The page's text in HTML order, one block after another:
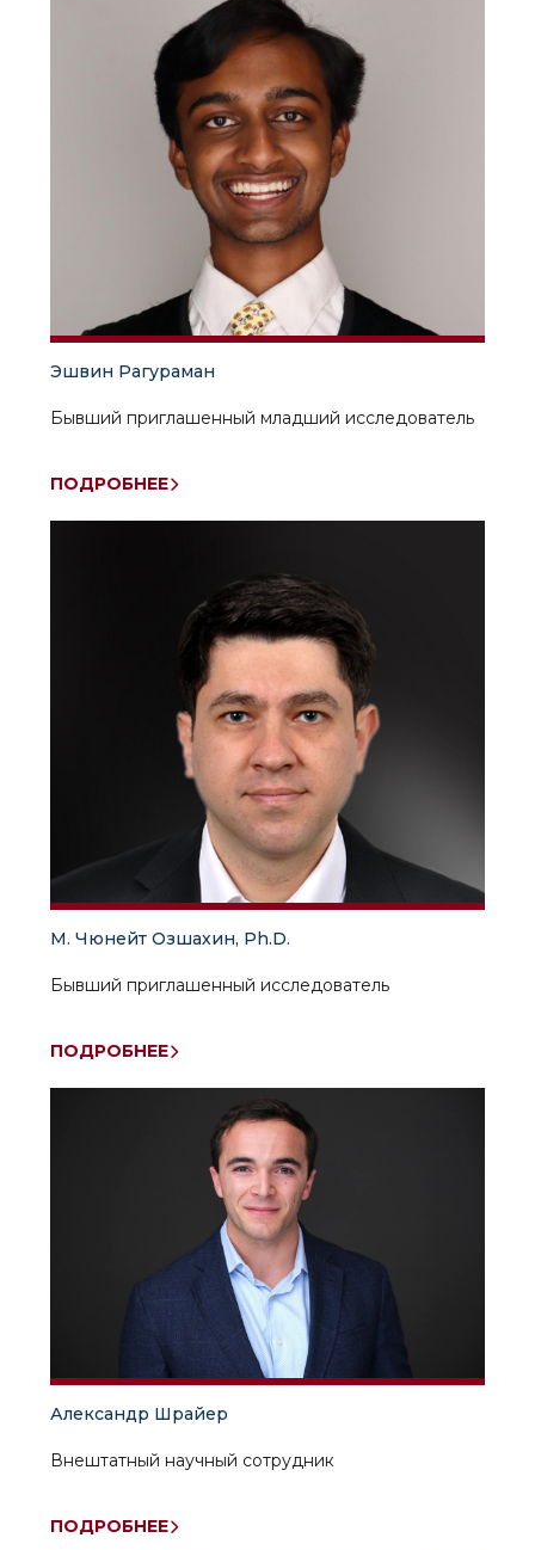
Эшвин Рагураман
Бывший приглашенный младший исследователь
ПОДРОБНЕЕ
М. Чюнейт Озшахин, Ph.D.
Бывший приглашенный исследователь
ПОДРОБНЕЕ
Александр Шрайер
Внештатный научный сотрудник
ПОДРОБНЕЕ